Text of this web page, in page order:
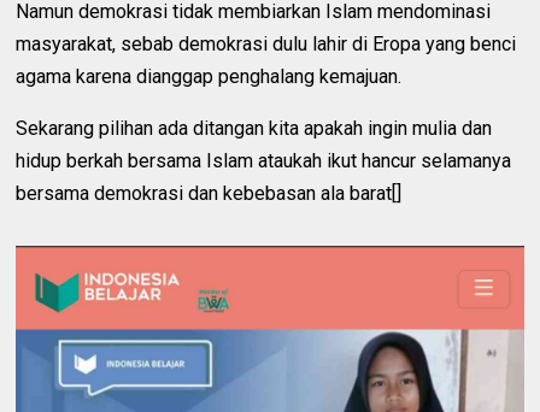
Namun demokrasi tidak membiarkan Islam mendominasi
masyarakat, sebab demokrasi dulu lahir di Eropa yang benci
agama karena dianggap penghalang kemajuan.
Sekarang pilihan ada ditangan kita apakah ingin mulia dan
hidup berkah bersama Islam ataukah ikut hancur selamanya
bersama demokrasi dan kebebasan ala barat[]